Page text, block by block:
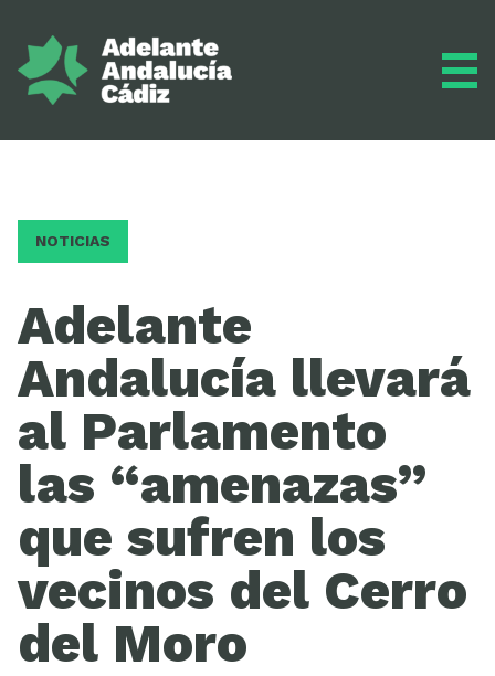
NOTICIAS
Adelante
Andalucía llevará
al Parlamento
las “amenazas”
que sufren los
vecinos del Cerro
del Moro